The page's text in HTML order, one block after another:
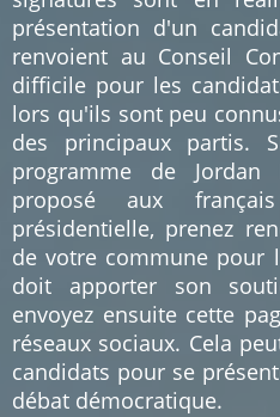
présentation d'un
renvoient au Conseil
difficile pour les
lors qu'ils sont peu
des principaux partis.
programme de
proposé aux
présidentielle, prenez
de votre commune pour
doit apporter son
envoyez ensuite cette
réseaux sociaux. Cela
candidats pour se
débat démocratique.